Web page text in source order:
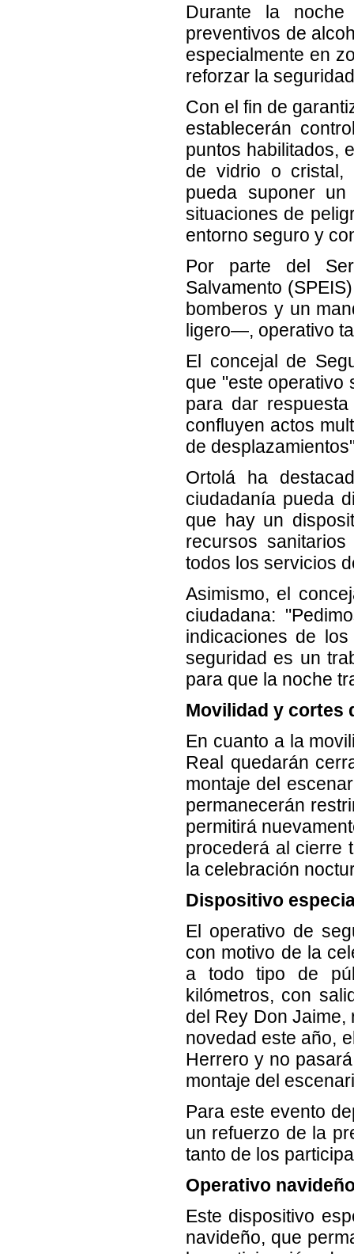
Durante la noche
preventivos de
especialmente en
reforzar la
Con el fin de
establecerán
puntos habilitados,
de vidrio o cristal,
pueda suponer
situaciones de
entorno seguro y
Por parte del
Salvamento
bomberos y un
ligero—, operativo
El concejal de
que "este operativo
para dar
confluyen actos
de
Ortolá ha
ciudadanía pueda
que hay un
recursos
todos los servicios
Asimismo, el
ciudadana:
indicaciones de
seguridad es un
para que la noche
Movilidad y cortes
En cuanto a la
Real quedarán
montaje del
permanecerán
permitirá
procederá al cierre
la celebración
Dispositivo
El operativo de
con motivo de la
a todo tipo de
kilómetros, con
del Rey Don
novedad este año,
Herrero y no
montaje del
Para este evento
un refuerzo de la
tanto de los
Operativo
Este dispositivo
navideño, que